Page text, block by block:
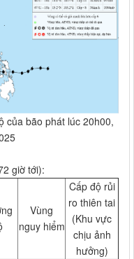
của bão phát lúc 20h00,
giờ tới):
Vùng
nguy hiểm
Cấp độ rủi
ro thiên tai
(Khu vực
chịu ảnh
hưởng)